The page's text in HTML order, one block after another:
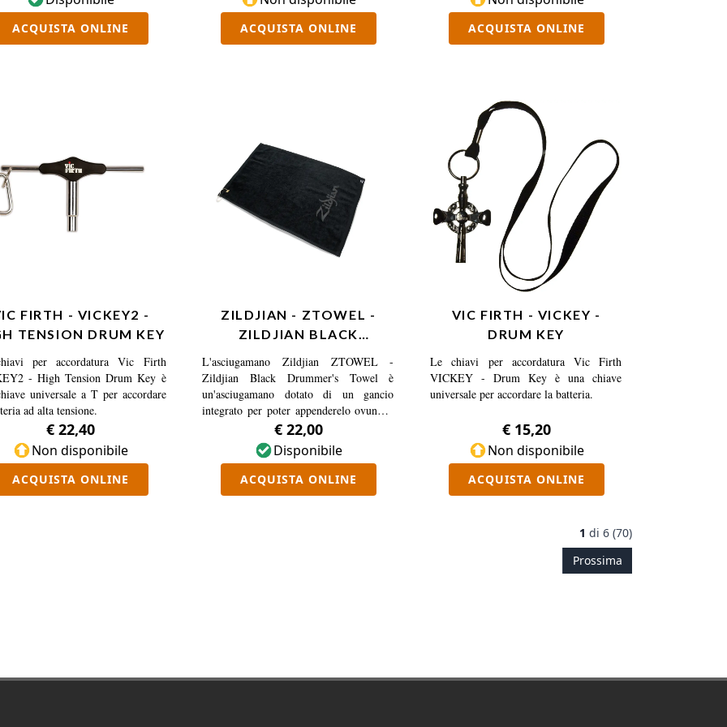
ACQUISTA ONLINE ACQUISTA ONLINE
unico comodo pacchetto.
ACQUISTA ONLINE
FIRTH - VICKEY2 -
TENSION DRUM KEY
per accordatura Vic Firth
- High Tension Drum Key è
universale a T per accordare
ad alta tensione.
€ 22,40
Non disponibile
ACQUISTA ONLINE
ZILDJIAN - ZTOWEL -
ZILDJIAN BLACK
L'asciugamano Zildjian ZTOWEL -
Zildjian Black Drummer's Towel è
un'asciugamano dotato di un gancio
integrato per poter appenderelo ovunque
e tenerlo a portata di mano.
€ 22,00
Disponibile
ACQUISTA ONLINE
VIC FIRTH - VICKEY -
DRUM KEY
Le chiavi per accordatura Vic Firth
VICKEY - Drum Key è una chiave
universale per accordare la batteria.
€ 15,20
Non disponibile
ACQUISTA ONLINE
1 di 6 (70)
Prossima